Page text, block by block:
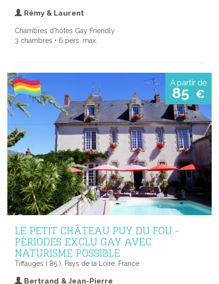
Rémy & Laurent
Chambres d'hôtes Gay Friendly
3 chambres • 6 pers. max.
A partir de
85 €
LE PETIT CHÂTEAU PUY DU FOU -
PÉRIODES EXCLU GAY AVEC
NATURISME POSSIBLE
Tiffauges ( 85 ), Pays de la Loire, France
Bertrand & Jean-Pierre